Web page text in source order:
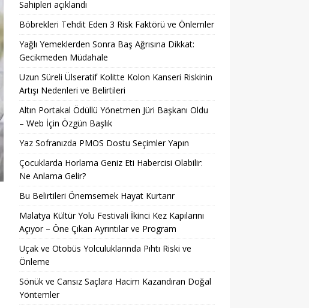
Sahipleri açıklandı
Böbrekleri Tehdit Eden 3 Risk Faktörü ve Önlemler
Yağlı Yemeklerden Sonra Baş Ağrısına Dikkat:
Gecikmeden Müdahale
Uzun Süreli Ülseratif Kolitte Kolon Kanseri Riskinin
Artışı Nedenleri ve Belirtileri
Altın Portakal Ödüllü Yönetmen Jüri Başkanı Oldu
– Web İçin Özgün Başlık
Yaz Sofranızda PMOS Dostu Seçimler Yapın
Çocuklarda Horlama Geniz Eti Habercisi Olabilir:
Ne Anlama Gelir?
Bu Belirtileri Önemsemek Hayat Kurtarır
Malatya Kültür Yolu Festivali İkinci Kez Kapılarını
Açıyor – Öne Çıkan Ayrıntılar ve Program
Uçak ve Otobüs Yolculuklarında Pıhtı Riski ve
Önleme
Sönük ve Cansız Saçlara Hacim Kazandıran Doğal
Yöntemler